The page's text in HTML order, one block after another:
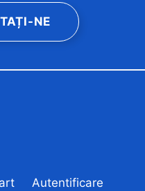
NE
Autentificare